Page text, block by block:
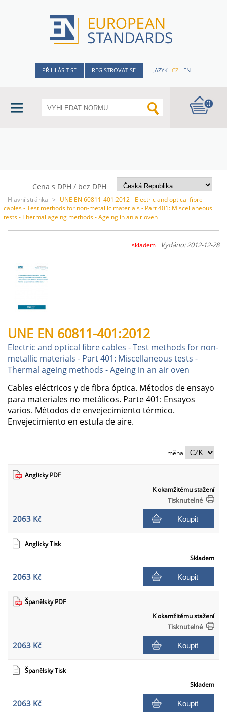
PŘIHLÁSIT SE REGISTROVAT SE JAZYK CZ EN
0
Cena s DPH / bez DPH
Hlavní stránka > UNE EN 60811-401:2012 - Electric and optical fibre
cables - Test methods for non-metallic materials - Part 401: Miscellaneous
tests - Thermal ageing methods - Ageing in an air oven
skladem Vydáno: 2012-12-28
UNE EN 60811-401:2012
Electric and optical fibre cables - Test methods for non-
metallic materials - Part 401: Miscellaneous tests -
Thermal ageing methods - Ageing in an air oven
Cables eléctricos y de fibra óptica. Métodos de ensayo
para materiales no metálicos. Parte 401: Ensayos
varios. Métodos de envejecimiento térmico.
Envejecimiento en estufa de aire.
měna
Anglicky PDF
K okamžitému stažení
Tisknutelné
2063 Kč Koupit
Anglicky Tisk
Skladem
2063 Kč Koupit
Španělsky PDF
K okamžitému stažení
Tisknutelné
2063 Kč Koupit
Španělsky Tisk
Skladem
2063 Kč Koupit